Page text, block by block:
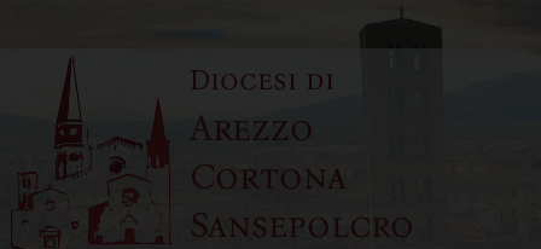
content
Diocesi di
Arezzo
Cortona
Sansepolcro